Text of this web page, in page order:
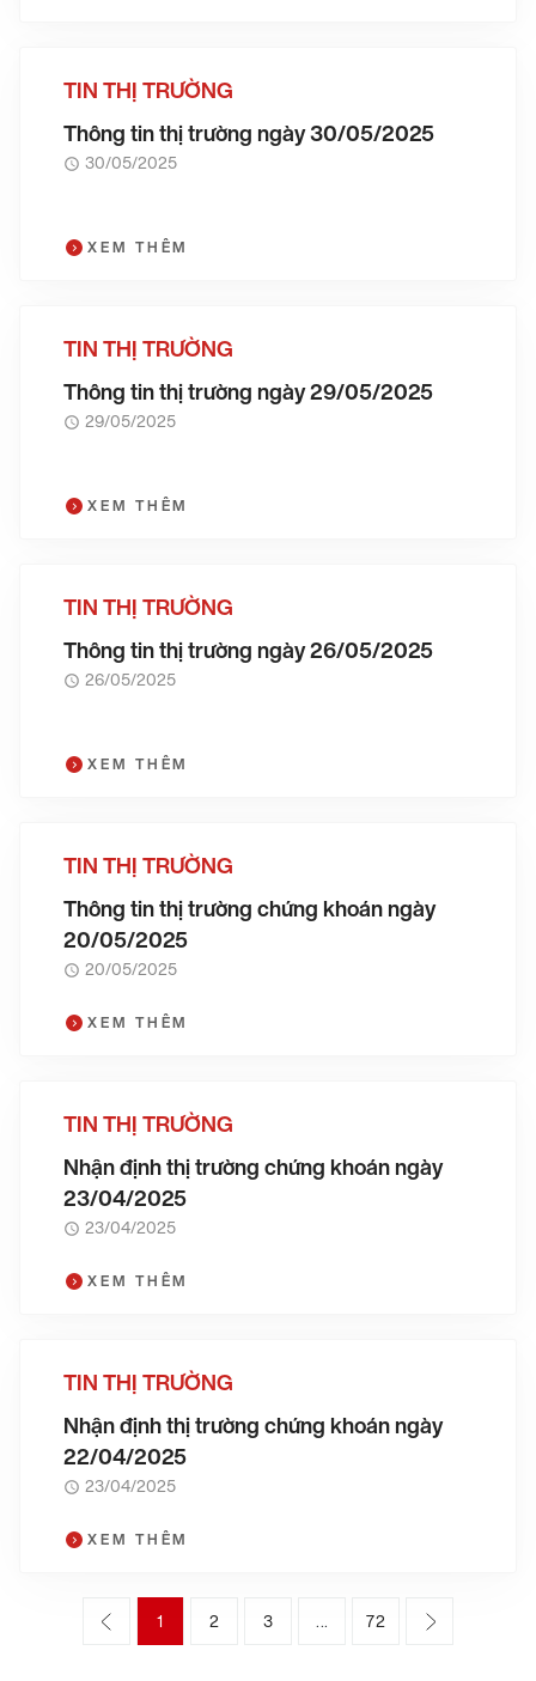
TIN THỊ TRƯỜNG
Thông tin thị trường ngày 30/05/2025
30/05/2025
XEM THÊM
TIN THỊ TRƯỜNG
Thông tin thị trường ngày 29/05/2025
29/05/2025
XEM THÊM
TIN THỊ TRƯỜNG
Thông tin thị trường ngày 26/05/2025
26/05/2025
XEM THÊM
TIN THỊ TRƯỜNG
Thông tin thị trường chứng khoán ngày
20/05/2025
20/05/2025
XEM THÊM
TIN THỊ TRƯỜNG
Nhận định thị trường chứng khoán ngày
23/04/2025
23/04/2025
XEM THÊM
TIN THỊ TRƯỜNG
Nhận định thị trường chứng khoán ngày
22/04/2025
23/04/2025
XEM THÊM
1 2 3 … 72